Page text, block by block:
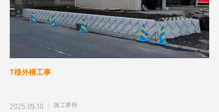
T様外構工事
2025.09.10 施工事例